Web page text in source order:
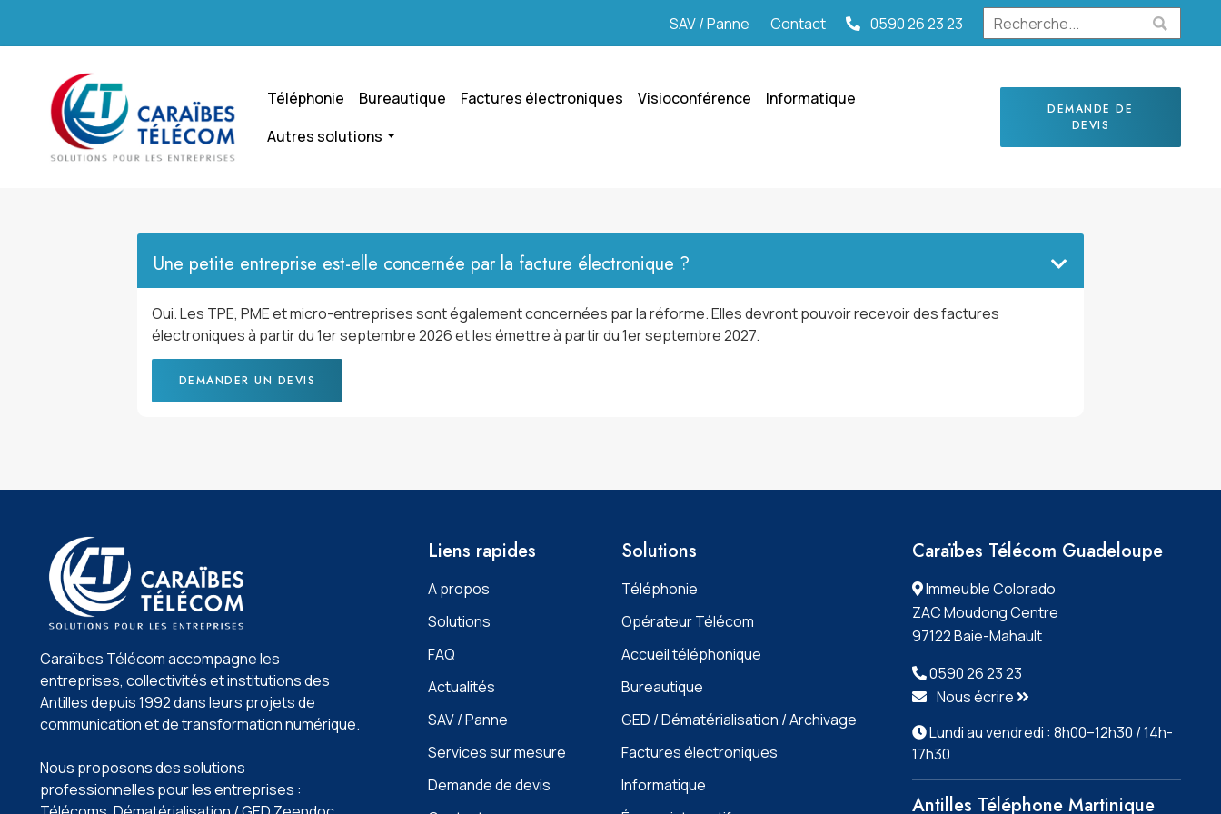
SAV / Panne Contact 0590 26 23 23
Téléphonie Bureautique Factures électroniques Visioconférence
Informatique
Autres solutions
DEMANDE DE
DEVIS
Une petite entreprise est-elle concernée par la facture électronique ?
Oui. Les TPE, PME et micro-entreprises sont également concernées par la réforme. Elles devront pouvoir recevoir des factures
électroniques à partir du 1er septembre 2026 et les émettre à partir du 1er septembre 2027.
DEMANDER UN DEVIS
Caraïbes Télécom accompagne les
entreprises, collectivités et institutions des
Antilles depuis 1992 dans leurs projets de
communication et de transformation numérique.
Nous proposons des solutions
professionnelles pour les entreprises :
Liens rapides
A propos
Solutions
FAQ
Actualités
SAV / Panne
Services sur mesure
Demande de devis
Solutions
Téléphonie
Opérateur Télécom
Accueil téléphonique
Bureautique
GED / Dématérialisation / Archivage
Factures électroniques
Informatique
Caraïbes Télécom Guadeloupe
Immeuble Colorado
ZAC Moudong Centre
97122 Baie-Mahault
0590 26 23 23
Nous écrire
Lundi au vendredi : 8h00–12h30 / 14h-
17h30
Antilles Téléphone Martinique